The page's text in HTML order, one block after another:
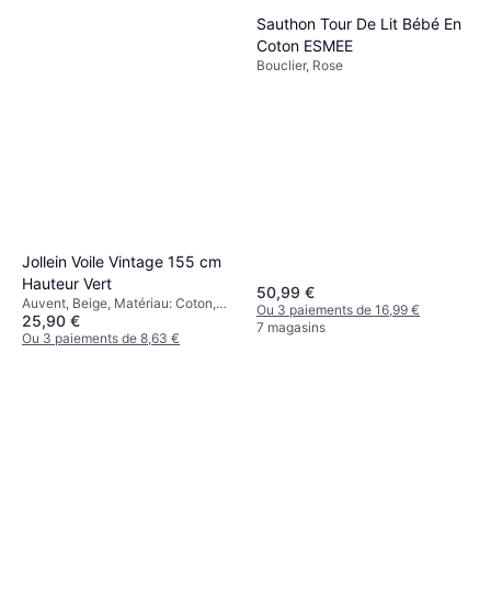
Jollein Voile Vintage 155 cm
Hauteur Vert
Auvent, Beige, Matériau: Coton,
Polyester
25,90 €
Ou 3 paiements de 8,63 €
Sauthon Tour De Lit Bébé En
Coton ESMEE
Bouclier, Rose
50,99 €
Ou 3 paiements de 16,99 €
7 magasins